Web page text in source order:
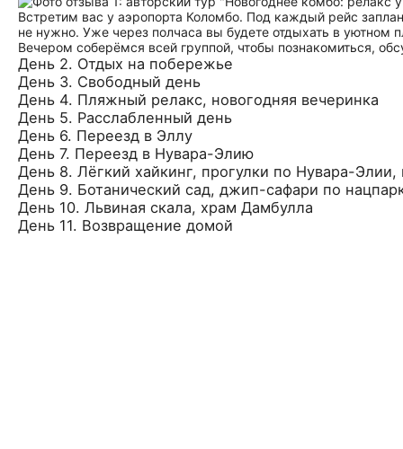
Встретим вас у аэропорта Коломбо. Под каждый рейс
не нужно. Уже через полчаса вы будете отдыхать в уютном
Вечером соберёмся всей группой, чтобы познакомиться,
День 2. Отдых на побережье
День 3. Свободный день
День 4. Пляжный релакс, новогодняя вечеринка
День 5. Расслабленный день
День 6. Переезд в Эллу
День 7. Переезд в Нувара-Элию
День 8. Лёгкий хайкинг, прогулки по Нувара-Элии,
День 9. Ботанический сад, джип-сафари по
День 10. Львиная скала, храм Дамбулла
День 11. Возвращение домой